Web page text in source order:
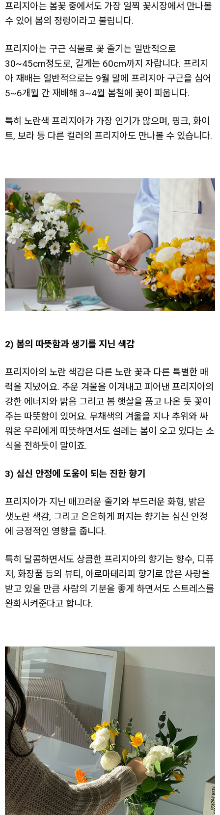
프리지아는 봄꽃 중에서도 가장 일찍 꽃시장에서 만나볼
수 있어 봄의 정령이라고 불립니다.
프리지아는 구근 식물로 꽃 줄기는 일반적으로
30~45cm정도로, 길게는 60cm까지 자랍니다. 프리지
아 재배는 일반적으로는 9월 말에 프리지아 구근을 심어
5~6개월 간 재배해 3~4월 봄철에 꽃이 피웁니다.
특히 노란색 프리지아가 가장 인기가 많으며, 핑크, 화이
트, 보라 등 다른 컬러의 프리지아도 만나볼 수 있습니다.
2) 봄의 따뜻함과 생기를 지닌 색감
프리지아의 노란 색감은 다른 노란 꽃과 다른 특별한 매
력을 지녔어요. 추운 겨울을 이겨내고 피어낸 프리지아의
강한 에너지와 밝음 그리고 봄 햇살을 품고 나온 듯 꽃이
주는 따뜻함이 있어요. 무채색의 겨울을 지나 추위와 싸
워온 우리에게 따뜻하면서도 설레는 봄이 오고 있다는 소
식을 전하듯이 말이죠.
3) 심신 안정에 도움이 되는 진한 향기
프리지아가 지닌 매끄러운 줄기와 부드러운 화형, 밝은
샛노란 색감, 그리고 은은하게 퍼지는 향기는 심신 안정
에 긍정적인 영향을 줍니다.
특히 달콤하면서도 상큼한 프리지아의 향기는 향수, 디퓨
저, 화장품 등의 뷰티, 아로마테라피 향기로 많은 사랑을
받고 있을 만큼 사람의 기분을 좋게 하면서도 스트레스를
완화시켜준다고 합니다.